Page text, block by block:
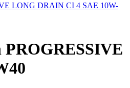
LONG DRAIN CI 4 SAE 10W-